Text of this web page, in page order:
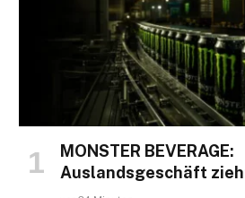
MONSTER BEVERAGE:
Auslandsgeschäft